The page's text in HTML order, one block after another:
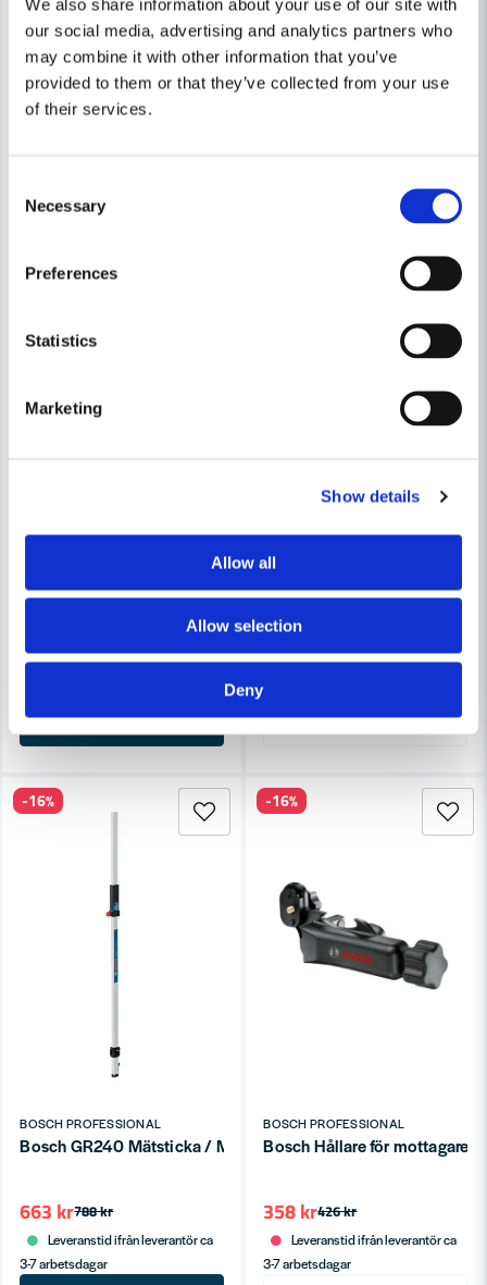
We also share information about your use of our site with
our social media, advertising and analytics partners who
may combine it with other information that you’ve
provided to them or that they’ve collected from your use
of their services.
Selection
Necessary
Preferences
Statistics
Marketing
Show details
Allow all
Allow selection
Deny
Bosch BT 150 Laserstativ (55-157cm)
842 kr
709 kr
Köp
Bosch BT 350 Teleskopstång
1 956 kr
Leveranstid ifrån leverantör ca
Bevaka
BOSCH PROFESSIONAL
Bosch GR240 Mätsticka / Mätstav (->2,4m)
788 kr
663 kr
Leveranstid ifrån leverantör ca
3-7 arbetsdagar
-16%
BOSCH PROFESSIONAL
Bosch Hållare för mottagare
426 kr
358 kr
Leveranstid ifrån leverantör ca
3-7 arbetsdagar
-16%